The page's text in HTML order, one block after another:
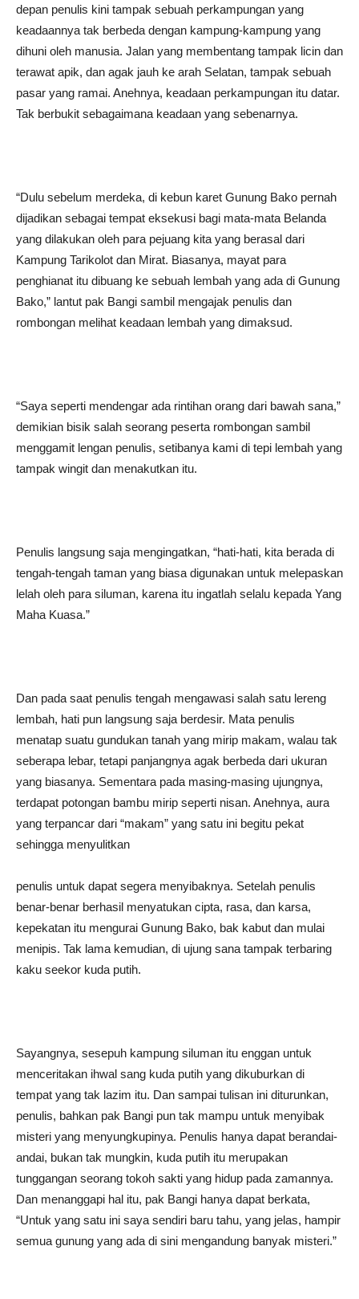
depan penulis kini tampak sebuah perkampungan yang
keadaannya tak berbeda dengan kampung-kampung yang
dihuni oleh manusia. Jalan yang membentang tampak licin dan
terawat apik, dan agak jauh ke arah Selatan, tampak sebuah
pasar yang ramai. Anehnya, keadaan perkampungan itu datar.
Tak berbukit sebagaimana keadaan yang sebenarnya.
“Dulu sebelum merdeka, di kebun karet Gunung Bako pernah
dijadikan sebagai tempat eksekusi bagi mata-mata Belanda
yang dilakukan oleh para pejuang kita yang berasal dari
Kampung Tarikolot dan Mirat. Biasanya, mayat para
penghianat itu dibuang ke sebuah lembah yang ada di Gunung
Bako,” lantut pak Bangi sambil mengajak penulis dan
rombongan melihat keadaan lembah yang dimaksud.
“Saya seperti mendengar ada rintihan orang dari bawah sana,”
demikian bisik salah seorang peserta rombongan sambil
menggamit lengan penulis, setibanya kami di tepi lembah yang
tampak wingit dan menakutkan itu.
Penulis langsung saja mengingatkan, “hati-hati, kita berada di
tengah-tengah taman yang biasa digunakan untuk melepaskan
lelah oleh para siluman, karena itu ingatlah selalu kepada Yang
Maha Kuasa.”
Dan pada saat penulis tengah mengawasi salah satu lereng
lembah, hati pun langsung saja berdesir. Mata penulis
menatap suatu gundukan tanah yang mirip makam, walau tak
seberapa lebar, tetapi panjangnya agak berbeda dari ukuran
yang biasanya. Sementara pada masing-masing ujungnya,
terdapat potongan bambu mirip seperti nisan. Anehnya, aura
yang terpancar dari “makam” yang satu ini begitu pekat
sehingga menyulitkan
penulis untuk dapat segera menyibaknya. Setelah penulis
benar-benar berhasil menyatukan cipta, rasa, dan karsa,
kepekatan itu mengurai Gunung Bako, bak kabut dan mulai
menipis. Tak lama kemudian, di ujung sana tampak terbaring
kaku seekor kuda putih.
Sayangnya, sesepuh kampung siluman itu enggan untuk
menceritakan ihwal sang kuda putih yang dikuburkan di
tempat yang tak lazim itu. Dan sampai tulisan ini diturunkan,
penulis, bahkan pak Bangi pun tak mampu untuk menyibak
misteri yang menyungkupinya. Penulis hanya dapat berandai-
andai, bukan tak mungkin, kuda putih itu merupakan
tunggangan seorang tokoh sakti yang hidup pada zamannya.
Dan menanggapi hal itu, pak Bangi hanya dapat berkata,
“Untuk yang satu ini saya sendiri baru tahu, yang jelas, hampir
semua gunung yang ada di sini mengandung banyak misteri.”